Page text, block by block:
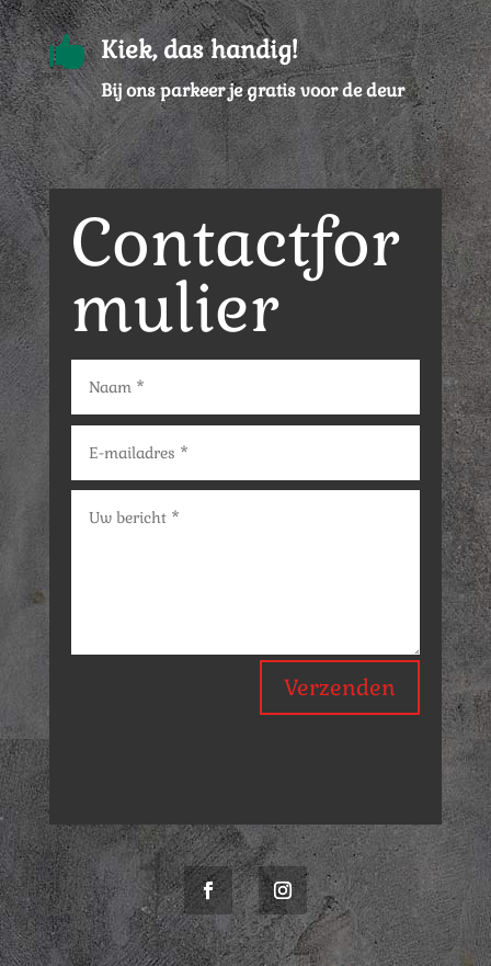
 Kiek, das handig!
Bij ons parkeer je gratis voor de deur
Contactfor
mulier
Verzenden